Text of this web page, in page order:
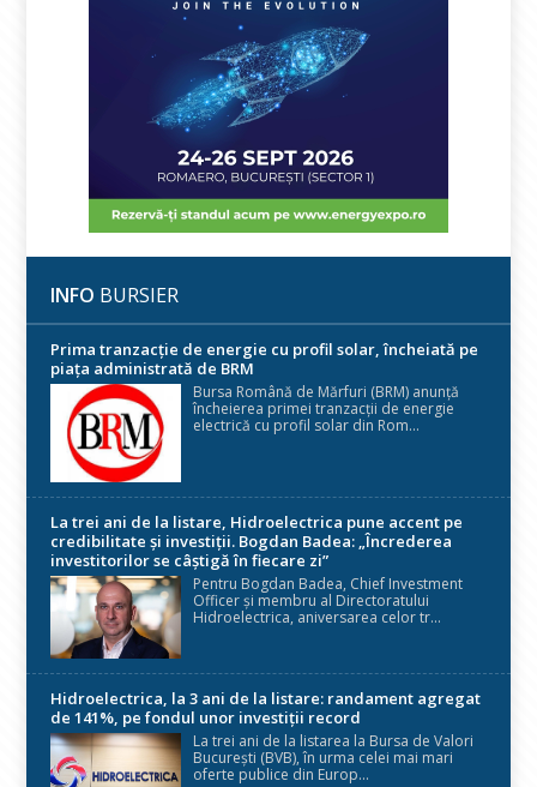
INFO BURSIER
Prima tranzacție de energie cu profil solar, încheiată pe
piața administrată de BRM
Bursa Română de Mărfuri (BRM) anunță
încheierea primei tranzacții de energie
electrică cu profil solar din Rom...
La trei ani de la listare, Hidroelectrica pune accent pe
credibilitate și investiții. Bogdan Badea: „Încrederea
investitorilor se câștigă în fiecare zi”
Pentru Bogdan Badea, Chief Investment
Officer și membru al Directoratului
Hidroelectrica, aniversarea celor tr...
Hidroelectrica, la 3 ani de la listare: randament agregat
de 141%, pe fondul unor investiții record
La trei ani de la listarea la Bursa de Valori
București (BVB), în urma celei mai mari
oferte publice din Europ...